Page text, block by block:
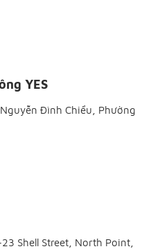
YES
Đình Chiểu, Phường
Shell Street, North Point,